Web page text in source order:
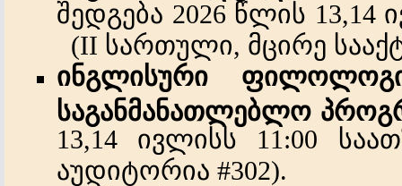
შედგება 2026 წლის 13,14
(II სართული, მცირე
ინგლისური
საგანმანათლებლო
13,14 ივლისს
11:00
აუდიტორია #302).